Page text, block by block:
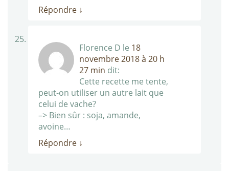
Répondre ↓
Florence D le 18
novembre 2018 à 20 h
27 min dit:
Cette recette me tente,
peut-on utiliser un autre lait que
celui de vache?
–> Bien sûr : soja, amande,
avoine…
Répondre ↓